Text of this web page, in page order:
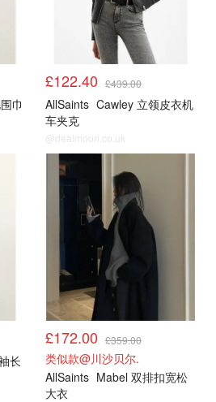
巾
£122.40 £439.00
AllSaints Cawley 立领皮衣机
车夹克
@dealmoon.co.uk
长
£172.00 £359.00
类似款@川沙贝尔.
AllSaints Mabel 双排扣宽松
大衣